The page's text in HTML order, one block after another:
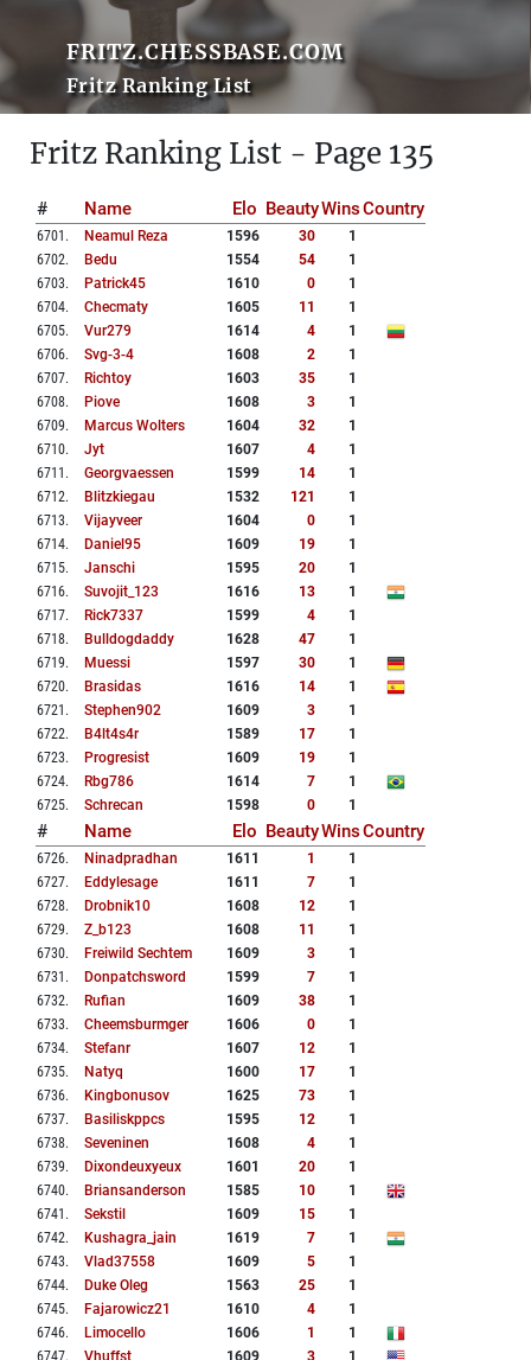
FRITZ.CHESSBASE.COM
Fritz Ranking List
Fritz Ranking List - Page 135
# Name Elo BeautyWinsCountry
6701 . Neamul Reza 1596 30
1
6702. Bedu 1554 54
1
6703. Patrick45 1610 0
1
6704. Checmaty 1605 11
1
6705. Vur279 1614 4
1
6706. Svg-3-4 1608 2
1
6707. Richtoy 1603 35
1
6708. Piove 1608 3
1
6709. Marcus Wolters 1604 32
1
6710. Jyt 1607 4
1
6711 . Georgvaessen 1599 14
1
6712. Blitzkiegau 1532 121
1
6713. Vijayveer 1604 0
1
6714. Daniel95 1609 19
1
6715. Janschi 1595 20
1
6716. Suvojit_123 1616 13
1
6717. Rick7337 1599 4
1
6718. Bulldogdaddy 1628 47
1
6719. Muessi 1597 30
1
6720. Brasidas 1616 14
1
6721 . Stephen902 1609 3
1
6722. B4lt4s4r 1589 17
1
6723. Progresist 1609 19
1
6724. Rbg786 1614 7
1
6725. Schrecan 1598 0 1
# Name Elo BeautyWinsCountry
6726. Ninadpradhan 1611 1
1
6727. Eddylesage 1611 7
1
6728. Drobnik10 1608 12
1
6729. Z_b123 1608 11
1
6730. Freiwild Sechtem 1609 3
1
6731 . Donpatchsword 1599 7
1
6732. Rufian 1609 38
1
6733. Cheemsburmger 1606 0
1
6734. Stefanr 1607 12
1
6735. Natyq 1600 17
1
6736. Kingbonusov 1625 73
1
6737. Basiliskppcs 1595 12
1
6738. Seveninen 1608 4
1
6739. Dixondeuxyeux 1601 20
1
6740. Briansanderson 1585 10
1
6741 . Sekstil 1609 15
1
6742. Kushagra_jain 1619 7
1
6743. Vlad37558 1609 5
1
6744. Duke Oleg 1563 25
1
6745. Fajarowicz21 1610 4
1
6746. Limocello 1606 1
1